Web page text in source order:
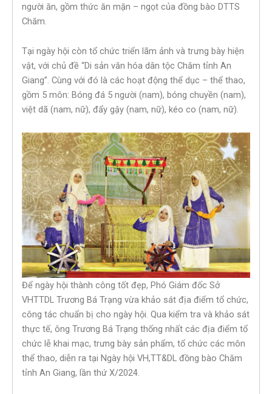
người ăn, gồm thức ăn mặn – ngọt của đồng bào DTTS
Chăm.
Tại ngày hội còn tổ chức triển lãm ảnh và trưng bày hiện
vật, với chủ đề “Di sản văn hóa dân tộc Chăm tỉnh An
Giang”. Cùng với đó là các hoạt động thể dục – thể thao,
gồm 5 môn: Bóng đá 5 người (nam), bóng chuyền (nam),
việt dã (nam, nữ), đẩy gậy (nam, nữ), kéo co (nam, nữ).
Để ngày hội thành công tốt đẹp, Phó Giám đốc Sở
VHTTDL Trương Bá Trạng vừa khảo sát địa điểm tổ chức,
công tác chuẩn bị cho ngày hội. Qua kiểm tra và khảo sát
thực tế, ông Trương Bá Trạng thống nhất các địa điểm tổ
chức lễ khai mạc, trưng bày sản phẩm, tổ chức các môn
thể thao, diễn ra tại Ngày hội VH,TT&DL đồng bào Chăm
tỉnh An Giang, lần thứ X/2024.